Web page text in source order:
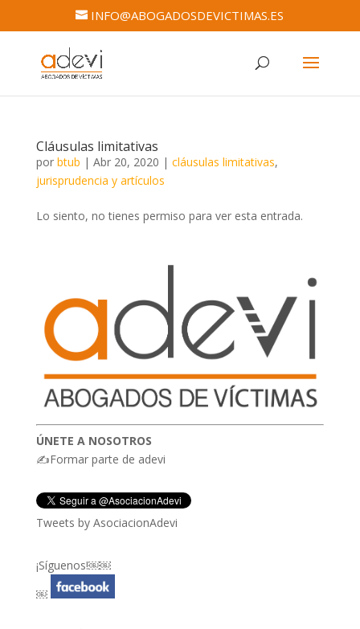
INFO@ABOGADOSDEVICTIMAS.ES
Cláusulas limitativas
por btub | Abr 20, 2020 | cláusulas limitativas,
jurisprudencia y artículos
Lo siento, no tienes permiso para ver esta entrada.
ÚNETE A NOSOTROS
✍Formar parte de adevi
Tweets by AsociacionAdevi
¡Síguenos!￼￼
￼